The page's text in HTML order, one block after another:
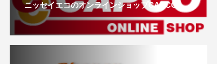
ニッセイエコのオンラインショップCAPCO